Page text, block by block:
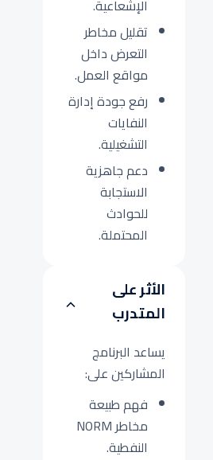
الإشعاعية.
تقليل مخاطر
التعرض داخل
مواقع العمل.
رفع جودة إدارة
النفايات
التشغيلية.
دعم جاهزية
الاستجابة
للحوادث
المحتملة.
الأثر على
المتدرب
يساعد البرنامج
المشاركين على:
فهم طبيعة
مخاطر NORM
النفطية.